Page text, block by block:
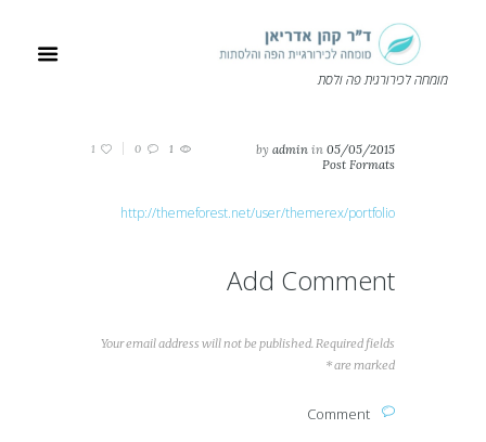
מומחה לכירורגית פה ולסת
05/05/2015
by admin in
Post Formats
1
0
1
http://themeforest.net/user/themerex/portfolio
Add Comment
Your email address will not be published. Required fields
are marked *